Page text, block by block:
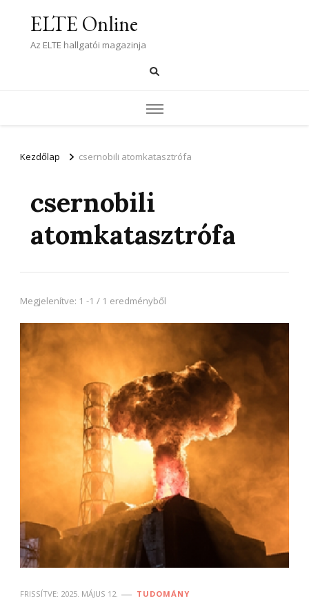
ELTE Online
Az ELTE hallgatói magazinja
Kezdőlap csernobili atomkatasztrófa
csernobili
atomkatasztrófa
Megjelenítve: 1 -1 / 1 eredményből
FRISSÍTVE: 2025. MÁJUS 12. TUDOMÁNY